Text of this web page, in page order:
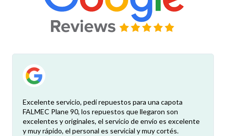
Excelente servicio, pedí repuestos para una capota
FALMEC Plane 90, los repuestos que llegaron son
excelentes y originales, el servicio de envío es excelente
y muy rápido, el personal es servicial y muy cortés.